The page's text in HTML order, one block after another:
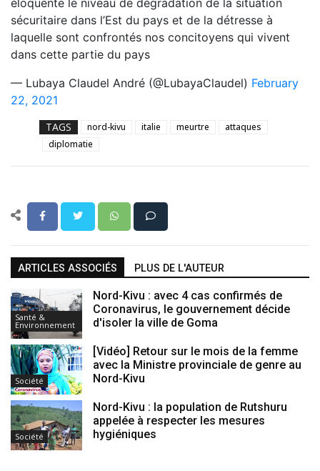
sécuritaire dans l’Est du pays et de la détresse à
laquelle sont confrontés nos concitoyens qui vivent
dans cette partie du pays
— Lubaya Claudel André (@LubayaClaudel) February
22, 2021
TAGS nord-kivu italie meurtre
attaques
diplomatie
ARTICLES ASSOCIÉS PLUS DE L'AUTEUR
Santé &
Environnement
Nord-Kivu : avec 4 cas confirmés de
Coronavirus, le gouvernement décide
d'isoler la ville de Goma
Société
[Vidéo] Retour sur le mois de la femme
avec la Ministre provinciale de genre au
Nord-Kivu
Société
Nord-Kivu : la population de Rutshuru
appelée à respecter les mesures
hygiéniques